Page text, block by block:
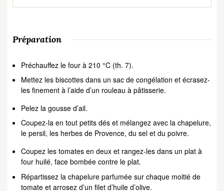
Préparation
Préchauffez le four à 210 °C (th. 7).
Mettez les biscottes dans un sac de congélation et écrasez-
les finement à l’aide d’un rouleau à pâtisserie.
Pelez la gousse d’ail.
Coupez-la en tout petits dés et mélangez avec la chapelure,
le persil, les herbes de Provence, du sel et du poivre.
Coupez les tomates en deux et rangez-les dans un plat à
four huilé, face bombée contre le plat.
Répartissez la chapelure parfumée sur chaque moitié de
tomate et arrosez d’un filet d’huile d’olive.